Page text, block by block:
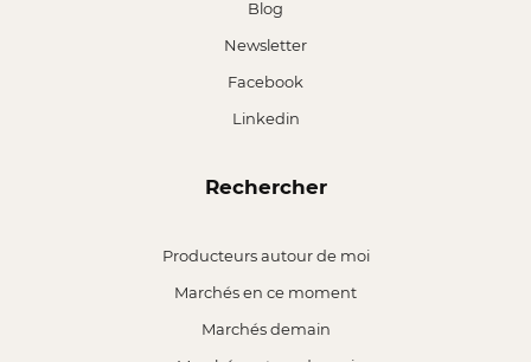
Blog
Newsletter
Facebook
Linkedin
Rechercher
Producteurs autour de moi
Marchés en ce moment
Marchés demain